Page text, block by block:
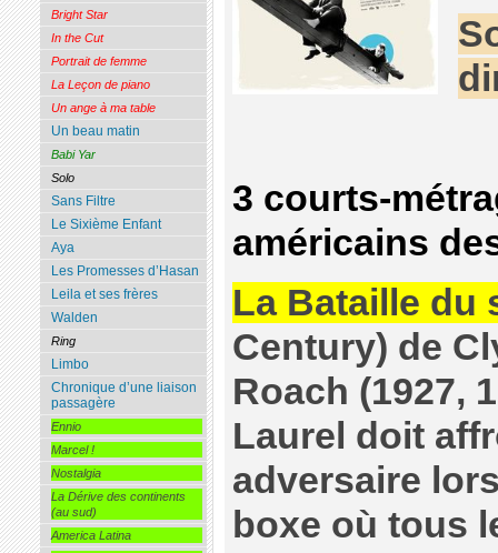
3 courts-
américains
La Bataille du
Century) de
Roach (1927,
Laurel doit
adversaire
boxe où tous
Bright Star
In the Cut
Portrait de femme
La Leçon de piano
Un ange à ma table
Un beau matin
Babi Yar
Solo
Sans Filtre
Le Sixième Enfant
Aya
Les Promesses d’Hasan
Leila et ses frères
Walden
Ring
Limbo
Chronique d’une liaison
passagère
Ennio
Marcel !
Nostalgia
La Dérive des continents
(au sud)
America Latina